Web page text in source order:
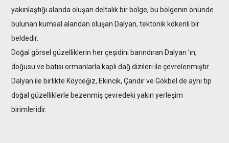
yakınlaştığı alanda oluşan deltalık bir bölge, bu bölgenin önünde
bulunan kumsal alandan oluşan Dalyan, tektonik kökenli bir
beldedir.
Doğal görsel güzelliklerin her çeşidini barındıran Dalyan ’ın,
doğusu ve batısı ormanlarla kaplı dağ dizileri ile çevrelenmiştir.
Dalyan ile birlikte Köyceğiz, Ekincik, Çandır ve Gökbel de aynı tip
doğal güzelliklerle bezenmiş çevredeki yakın yerleşim
birimleridir.